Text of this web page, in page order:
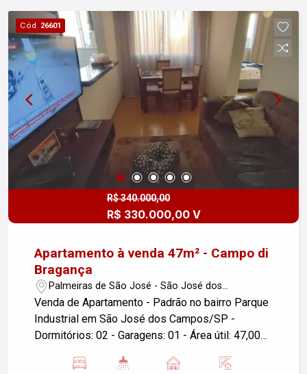
Cód. 26601
R$ 340.000,00
R$ 330.000,00 V
Apartamento à venda 47m² - Campo di
Bragança
Palmeiras de São José - São José dos
Campos/SP
Venda de Apartamento - Padrão no bairro Parque
Industrial em São José dos Campos/SP -
Dormitórios: 02 - Garagens: 01 - Área útil: 47,00
Industrial oferece conforto e praticidade, ideal